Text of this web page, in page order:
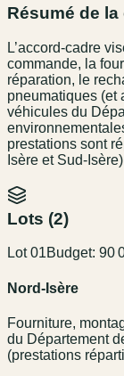
Résumé de
L’accord-cadre
commande, la
réparation, le
pneumatiques (et
véhicules du
prestations sont
Isère et Sud-
Lots (2)
Lot 01Budget: 90
Nord-Isère
Fourniture,
du Département
(prestations